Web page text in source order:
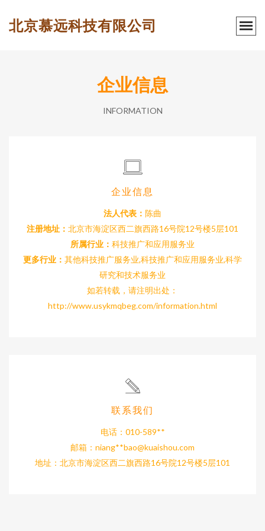
北京慕远科技有限公司
企业信息
INFORMATION
企业信息
法人代表： 陈曲
注册地址： 北京市海淀区西二旗西路16号院12号楼5层101
所属行业： 科技推广和应用服务业
更多行业： 其他科技推广服务业,科技推广和应用服务业,科学
研究和技术服务业
如若转载，请注明出处：
http://www.usykmqbeg.com/information.html
联系我们
电话：010-589**
邮箱：niang**bao@kuaishou.com
地址：北京市海淀区西二旗西路16号院12号楼5层101